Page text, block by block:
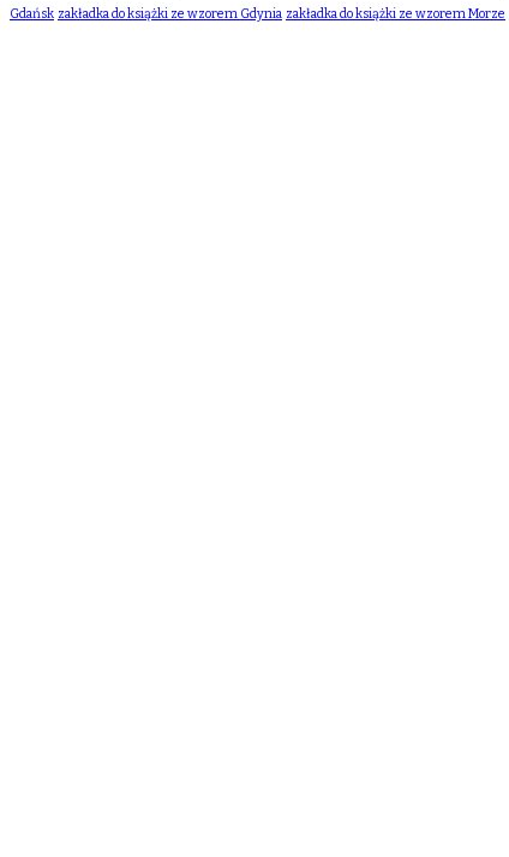
Gdańsk zakładka do książki ze wzorem Gdynia zakładka do książki ze wzorem Morze